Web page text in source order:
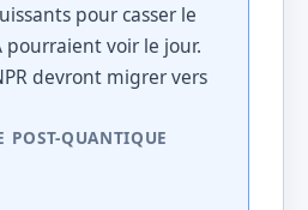
pour casser le
pourraient voir le jour.
devront migrer vers
POST-QUANTIQUE